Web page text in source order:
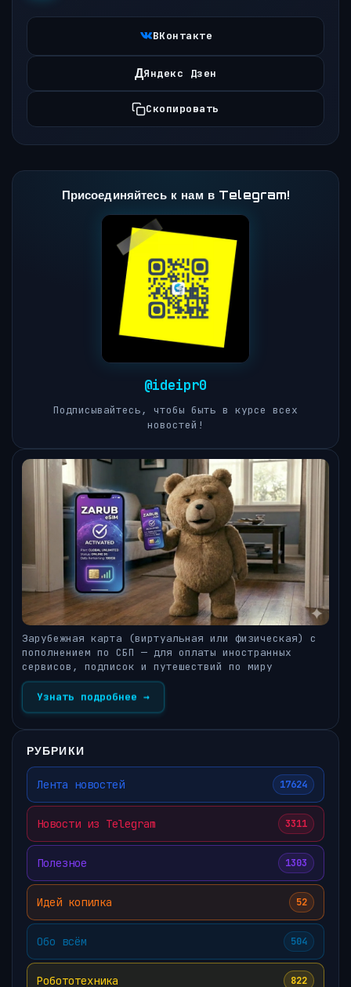
ВКонтакте
ДЯндекс Дзен
Скопировать
Присоединяйтесь к нам в Telegram!
@ideipr0
Подписывайтесь, чтобы быть в курсе всех
новостей!
Зарубежная карта (виртуальная или физическая) с
пополнением по СБП — для оплаты иностранных
сервисов, подписок и путешествий по миру
Узнать подробнее →
РУБРИКИ
Лента новостей 17624
Новости из Telegram 3311
Полезное 1303
Идей копилка 52
Обо всём 504
Робототехника 822